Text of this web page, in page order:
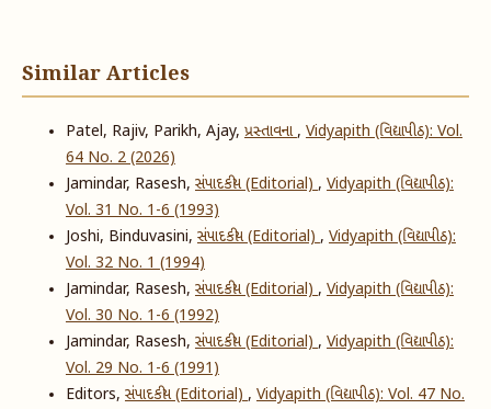
Similar Articles
Patel, Rajiv, Parikh, Ajay, પ્રસ્તાવના, Vidyapith (વિદ્યાપીઠ): Vol.
64 No. 2 (2026)
Jamindar, Rasesh, સંપાદકીય (Editorial), Vidyapith (વિદ્યાપીઠ):
Vol. 31 No. 1-6 (1993)
Joshi, Binduvasini, સંપાદકીય (Editorial), Vidyapith (વિદ્યાપીઠ):
Vol. 32 No. 1 (1994)
Jamindar, Rasesh, સંપાદકીય (Editorial), Vidyapith (વિદ્યાપીઠ):
Vol. 30 No. 1-6 (1992)
Jamindar, Rasesh, સંપાદકીય (Editorial), Vidyapith (વિદ્યાપીઠ):
Vol. 29 No. 1-6 (1991)
Editors, સંપાદકીય (Editorial), Vidyapith (વિદ્યાપીઠ): Vol. 47 No.